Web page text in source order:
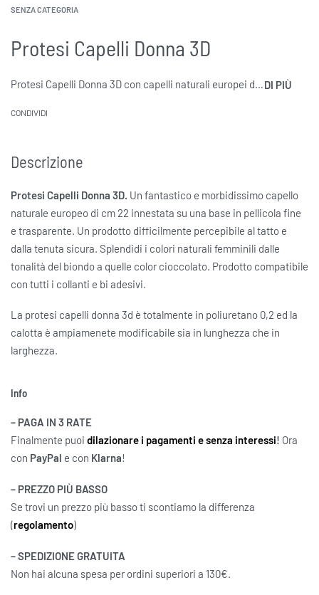
SENZA CATEGORIA
Protesi Capelli Donna 3D
Protesi Capelli Donna 3D con capelli naturali europei di cm 22 L’impianto è nnestata su una base in pellicola fine e trasparente. Un prodotto difficilmente percepibile al tatto e dalla tenuta sicura. Splendidi i colori naturali femminili dalle tonalità del biondo a quelle color cioccolato.
CONDIVIDI
Descrizione
Protesi Capelli Donna 3D. Un fantastico e morbidissimo capello
naturale europeo di cm 22 innestata su una base in pellicola fine
e trasparente. Un prodotto difficilmente percepibile al tatto e
dalla tenuta sicura. Splendidi i colori naturali femminili dalle
tonalità del biondo a quelle color cioccolato. Prodotto compatibile
con tutti i collanti e bi adesivi.
La protesi capelli donna 3d è totalmente in poliuretano 0,2 ed la
calotta è ampiamenete modificabile sia in lunghezza che in
larghezza.
Info
– PAGA IN 3 RATE
Finalmente puoi dilazionare i pagamenti e senza interessi! Ora
con PayPal e con Klarna!
– PREZZO PIÙ BASSO
Se trovi un prezzo più basso ti scontiamo la differenza
(regolamento)
– SPEDIZIONE GRATUITA
Non hai alcuna spesa per ordini superiori a 130€.